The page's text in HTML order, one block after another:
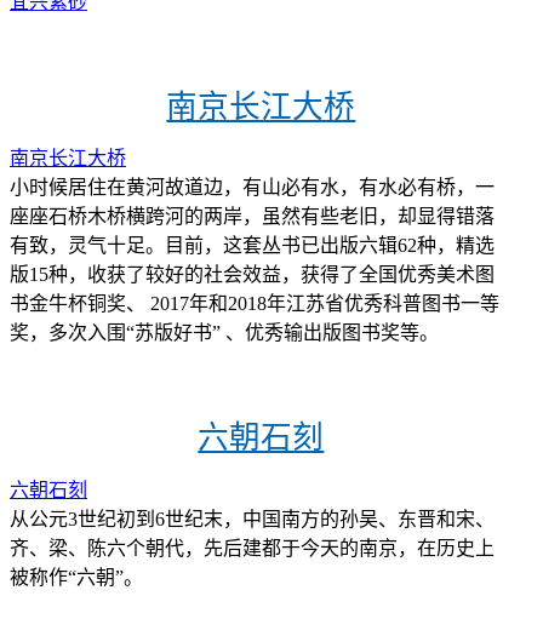
南京长江大桥
南京长江大桥
小时候居住在黄河故道边，有山必有水，有水必有桥，一
座座石桥木桥横跨河的两岸，虽然有些老旧，却显得错落
有致，灵气十足。目前，这套丛书已出版六辑62种，精选
版15种，收获了较好的社会效益，获得了全国优秀美术图
书金牛杯铜奖、 2017年和2018年江苏省优秀科普图书一等
奖，多次入围“苏版好书” 、优秀输出版图书奖等。
六朝石刻
六朝石刻
从公元3世纪初到6世纪末，中国南方的孙吴、东晋和宋、
齐、梁、陈六个朝代，先后建都于今天的南京，在历史上
被称作“六朝”。